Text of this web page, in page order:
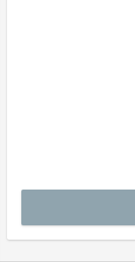
本プロジェクトは実